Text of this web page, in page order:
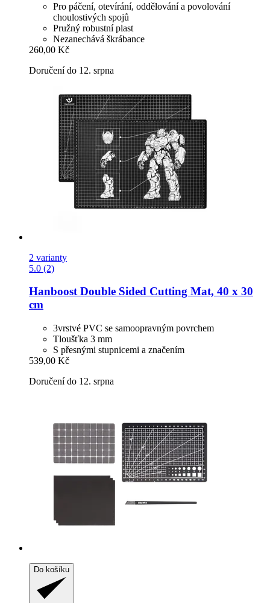
Pro páčení, otevírání, oddělování a povolování
choulostivých spojů
Pružný robustní plast
Nezanechává škrábance
260,00 Kč
Doručení do 12. srpna
2 varianty
5.0 (2)
HanboostDouble Sided Cutting Mat, 40 x 30
cm
3vrstvé PVC se samoopravným povrchem
Tloušťka 3 mm
S přesnými stupnicemi a značením
539,00 Kč
Doručení do 12. srpna
Do košíku